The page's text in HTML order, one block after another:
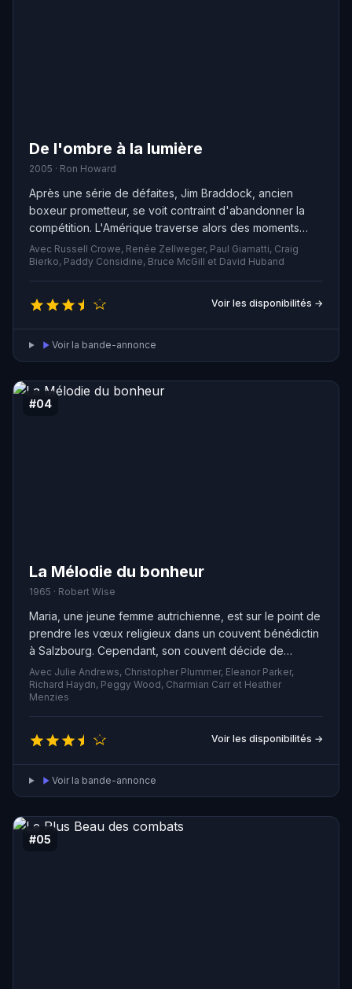
De l'ombre à la lumière
2005 · Ron Howard
Après une série de défaites, Jim Braddock, ancien
boxeur prometteur, se voit contraint d'abandonner la
compétition. L'Amérique traverse alors des moments
difficiles avec la Grande Dépression et Jim accepte de
petits boulots pour subvenir aux besoins de sa famille.
Malgré tout, il ne perd pas espoir de remonter un jour
sur le ring. Par un heureux hasard, Jim est appelé à
combattre le deuxième challenger mondial et, contre
toute attente, il remporte la victoire au troisième round.
Avec Russell Crowe, Renée Zellweger, Paul Giamatti, Craig
Bierko, Paddy Considine, Bruce McGill et David Huband
Voir les disponibilités →
Voir la bande-annonce
#04
La Mélodie du bonheur
1965 · Robert Wise
Maria, une jeune femme autrichienne, est sur le point de
prendre les vœux religieux dans un couvent bénédictin
à Salzbourg. Cependant, son couvent décide de
l'envoyer dans une famille en tant que gouvernante
pour s'occuper de sept enfants. Le père de famille,
veuf et capitaine de son état, est au départ distant avec
Maria et les enfants sont hostiles. Mais au fil du temps,
Maria gagne leur confiance en leur enseignant le chant,
Avec Julie Andrews, Christopher Plummer, Eleanor Parker,
Richard Haydn, Peggy Wood, Charmian Carr et Heather
Menzies
Voir les disponibilités →
Voir la bande-annonce
#05